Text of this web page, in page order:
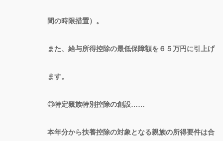
間の時限措置）。
また、給与所得控除の最低保障額を６５万円に引上げ
ます。
◎特定親族特別控除の創設……
本年分から扶養控除の対象となる親族の所得要件は合